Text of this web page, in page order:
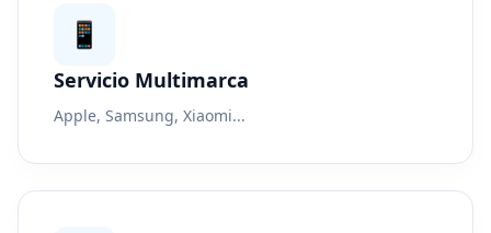
📱
Servicio Multimarca
Apple, Samsung, Xiaomi...